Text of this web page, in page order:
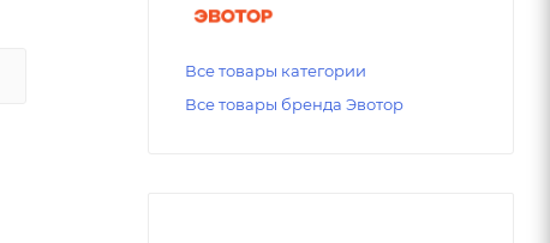
Все товары категории
Все товары бренда Эвотор